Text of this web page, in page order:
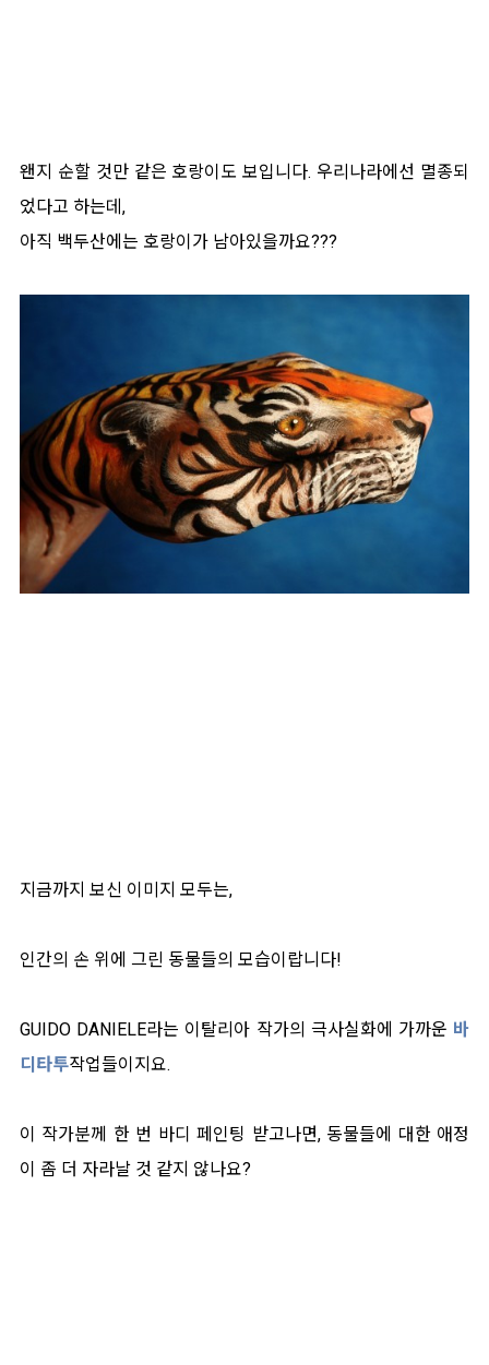
왠지 순할 것만 같은 호랑이도 보입니다. 우리나라에선 멸종되
었다고 하는데,
아직 백두산에는 호랑이가 남아있을까요???
지금까지 보신 이미지 모두는,
인간의 손 위에 그린 동물들의 모습이랍니다!
GUIDO DANIELE라는 이탈리아 작가의 극사실화에 가까운 바
디타투작업들이지요.
이 작가분께 한 번 바디 페인팅 받고나면, 동물들에 대한 애정
이 좀 더 자라날 것 같지 않나요?